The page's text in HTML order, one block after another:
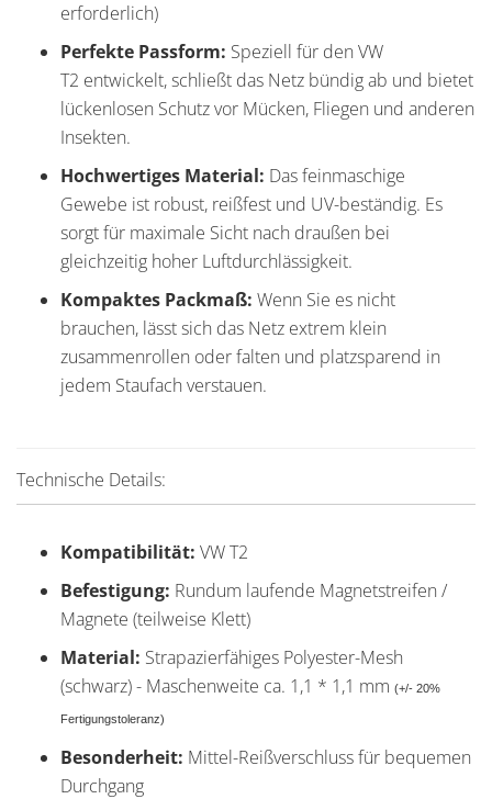
erforderlich)
Perfekte Passform: Speziell für den VW
T2 entwickelt, schließt das Netz bündig ab und bietet
lückenlosen Schutz vor Mücken, Fliegen und anderen
Insekten.
Hochwertiges Material: Das feinmaschige
Gewebe ist robust, reißfest und UV-beständig. Es
sorgt für maximale Sicht nach draußen bei
gleichzeitig hoher Luftdurchlässigkeit.
Kompaktes Packmaß: Wenn Sie es nicht
brauchen, lässt sich das Netz extrem klein
zusammenrollen oder falten und platzsparend in
jedem Staufach verstauen.
Technische Details:
Kompatibilität: VW T2
Befestigung: Rundum laufende Magnetstreifen /
Magnete (teilweise Klett)
Material: Strapazierfähiges Polyester-Mesh
(schwarz) - Maschenweite ca. 1,1 * 1,1 mm (+/- 20%
Fertigungstoleranz)
Besonderheit: Mittel-Reißverschluss für bequemen
Durchgang